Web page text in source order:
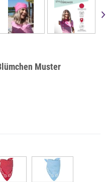
Muster